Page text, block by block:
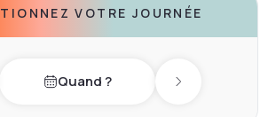
VOTRE JOURNÉE
dayQuand ? Next day